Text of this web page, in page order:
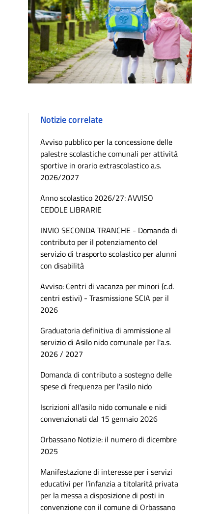
Notizie correlate
Avviso pubblico per la concessione delle
palestre scolastiche comunali per attività
sportive in orario extrascolastico a.s.
2026/2027
Anno scolastico 2026/27: AVVISO
CEDOLE LIBRARIE
INVIO SECONDA TRANCHE - Domanda di
contributo per il potenziamento del
servizio di trasporto scolastico per alunni
con disabilità
Avviso: Centri di vacanza per minori (c.d.
centri estivi) - Trasmissione SCIA per il
2026
Graduatoria definitiva di ammissione al
servizio di Asilo nido comunale per l'a.s.
2026 / 2027
Domanda di contributo a sostegno delle
spese di frequenza per l'asilo nido
Iscrizioni all'asilo nido comunale e nidi
convenzionati dal 15 gennaio 2026
Orbassano Notizie: il numero di dicembre
2025
Manifestazione di interesse per i servizi
educativi per l’infanzia a titolarità privata
per la messa a disposizione di posti in
convenzione con il comune di Orbassano